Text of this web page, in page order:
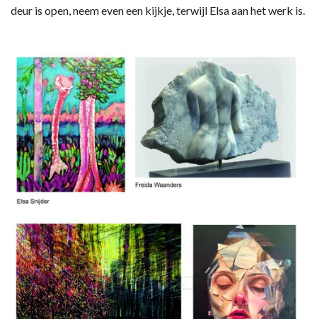
deur is open, neem even een kijkje, terwijl Elsa aan het werk is.